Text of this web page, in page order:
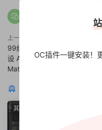
上一篇
99组C4D Redshift渲染器材质
设 Artstation – Redshift
Material Pack 99
猜你喜欢
其他插件
OC插件一键安装！